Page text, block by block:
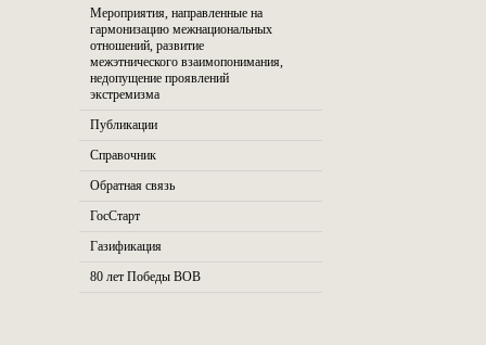
Мероприятия, направленные на
гармонизацию межнациональных
отношений, развитие
межэтнического взаимопонимания,
недопущение проявлений
экстремизма
Публикации
Справочник
Обратная связь
ГосСтарт
Газификация
80 лет Победы ВОВ